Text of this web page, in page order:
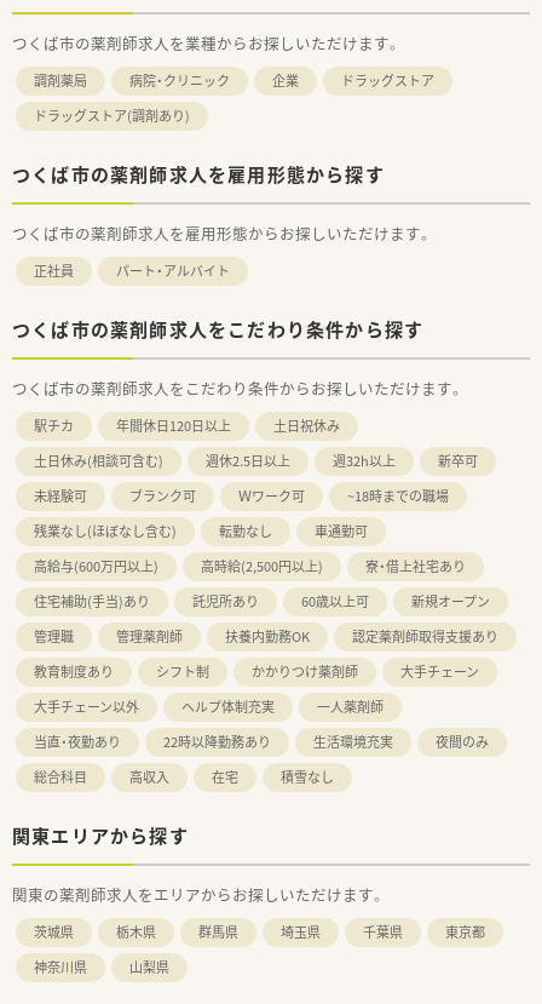
つくば市の薬剤師求人を業種からお探しいただけます。
調剤薬局 病院・クリニック 企業
ドラッグストア
ドラッグストア(調剤あり)
つくば市の薬剤師求人を雇用形態から探す
つくば市の薬剤師求人を雇用形態からお探しいただけます。
正社員 パート・アルバイト
つくば市の薬剤師求人をこだわり条件から探す
つくば市の薬剤師求人をこだわり条件からお探しいただけます。
駅チカ 年間休日120日以上
土日祝休み
土日休み(相談可含む)
週休2.5日以上 週32h以上
新卒可
未経験可
ブランク可 Ｗワーク可
~18時までの職場
残業なし(ほぼなし含む)
転勤なし
車通勤可
高給与(600万円以上)
高時給(2,500円以上)
寮・借上社宅あり
住宅補助(手当)あり
託児所あり 60歳以上可
新規オープン
管理職
管理薬剤師 扶養内勤務OK
認定薬剤師取得支援あり
教育制度あり
シフト制 かかりつけ薬剤師
大手チェーン
大手チェーン以外
ヘルプ体制充実
一人薬剤師
当直・夜勤あり
22時以降勤務あり 生活環境充実
夜間のみ
総合科目
高収入 在宅 積雪なし
関東エリアから探す
関東の薬剤師求人をエリアからお探しいただけます。
茨城県 栃木県 群馬県 埼玉県 千葉県
東京都
神奈川県
山梨県